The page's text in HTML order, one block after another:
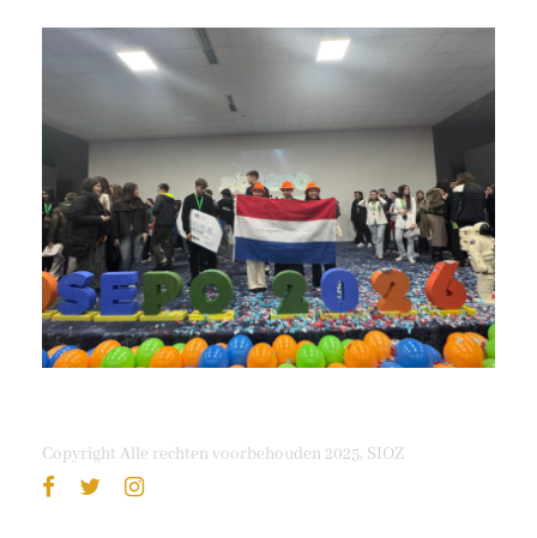
Copyright Alle rechten voorbehouden 2025, SIOZ